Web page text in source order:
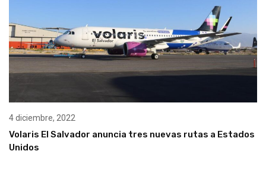
4 diciembre, 2022
Volaris El Salvador anuncia tres nuevas rutas a Estados
Unidos